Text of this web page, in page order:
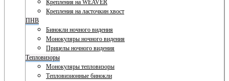
Крепления на WEAVER
Крепления на ласточкин хвост
ПНВ
Бинокли ночного видения
Монокуляры ночного видения
Прицелы ночного видения
Тепловизоры
Монокуляры тепловизоры
Тепловизионные бинокли